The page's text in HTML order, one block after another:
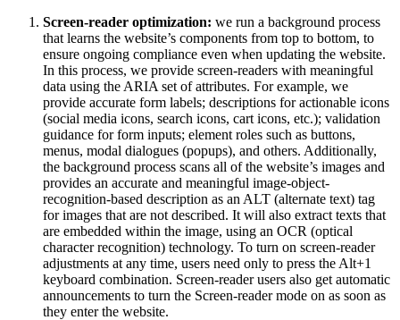
Screen-reader optimization: we run a background process
that learns the website’s components from top to bottom, to
ensure ongoing compliance even when updating the website.
In this process, we provide screen-readers with meaningful
data using the ARIA set of attributes. For example, we
provide accurate form labels; descriptions for actionable icons
(social media icons, search icons, cart icons, etc.); validation
guidance for form inputs; element roles such as buttons,
menus, modal dialogues (popups), and others. Additionally,
the background process scans all of the website’s images and
provides an accurate and meaningful image-object-
recognition-based description as an ALT (alternate text) tag
for images that are not described. It will also extract texts that
are embedded within the image, using an OCR (optical
character recognition) technology. To turn on screen-reader
adjustments at any time, users need only to press the Alt+1
keyboard combination. Screen-reader users also get automatic
announcements to turn the Screen-reader mode on as soon as
they enter the website.